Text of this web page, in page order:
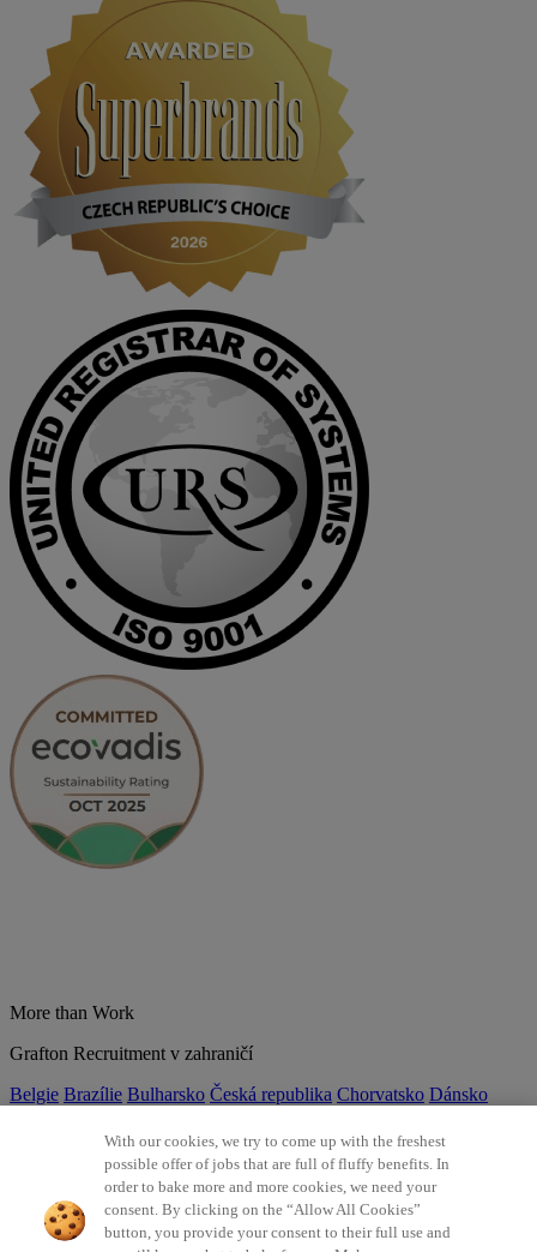
More than Work
Grafton Recruitment v zahraničí
Belgie Brazílie Bulharsko Česká republika Chorvatsko Dánsko
Německo Nizozemsko Norsko Polsko Portugalsko
Slovensko Španělsko Srbsko Švýcarsko Turecko
©2026 Všechna práva vyhrazena Grafton Recruitment
With our cookies, we try to come up with the freshest
possible offer of jobs that are full of fluffy benefits. In
order to bake more and more cookies, we need your
consent. By clicking on the “Allow All Cookies”
button, you provide your consent to their full use and